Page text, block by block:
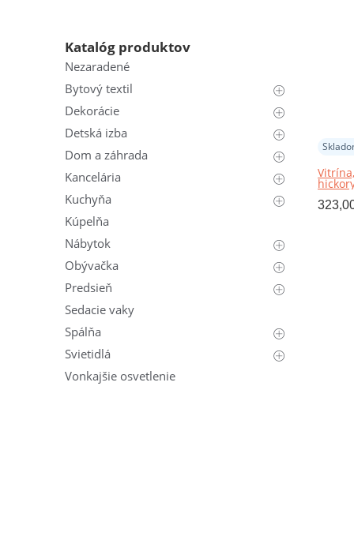
Katalóg produktov
Nezaradené
Bytový textil
Dekorácie
Detská izba
Dom a záhrada
Kancelária
Kuchyňa
Kúpelňa
Nábytok
Obývačka
Predsieň
Sedacie vaky
Spálňa
Svietidlá
Vonkajšie osvetlenie